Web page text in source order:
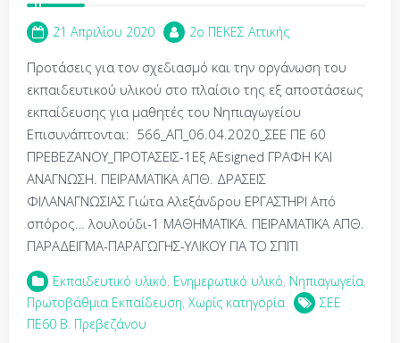
21 Απριλίου 2020 2o ΠΕΚΕΣ Αττικής
Προτάσεις για τον σχεδιασμό και την οργάνωση του
εκπαιδευτικού υλικού στο πλαίσιο της εξ αποστάσεως
εκπαίδευσης για μαθητές του Νηπιαγωγείου
Επισυνάπτονται: 566_ΑΠ_06.04.2020_ΣΕΕ ΠΕ 60
ΠΡΕΒΕΖΑΝΟΥ_ΠΡΟΤΑΣΕΙΣ-1Εξ ΑΕsigned ΓΡΑΦΗ ΚΑΙ
ΑΝΑΓΝΩΣΗ. ΠΕΙΡΑΜΑΤΙΚΑ ΑΠΘ. ΔΡΑΣΕΙΣ
ΦΙΛΑΝΑΓΝΩΣΙΑΣ Γιώτα Αλεξάνδρου ΕΡΓΑΣΤΗΡΙ Από
σπόρος… λουλούδι-1 ΜΑΘΗΜΑΤΙΚΑ. ΠΕΙΡΑΜΑΤΙΚΑ ΑΠΘ.
ΠΑΡΑΔΕΙΓΜΑ-ΠΑΡΑΓΩΓΗΣ-ΥΛΙΚΟΥ ΓΙΑ ΤΟ ΣΠΙΤΙ
Εκπαιδευτικό υλικό, Ενημερωτικό υλικό, Νηπιαγωγεία,
Πρωτοβάθμια Εκπαίδευση, Χωρίς κατηγορία
ΣΕΕ
ΠΕ60 Β. Πρεβεζάνου